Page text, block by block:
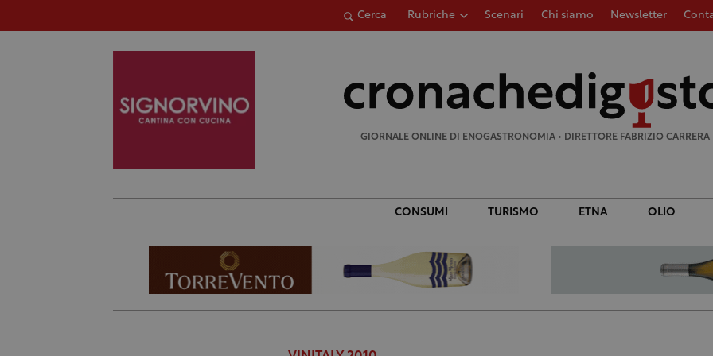
Cerca Rubriche Scenari Chi siamo Newsletter
GIORNALE ONLINE DI ENOGASTRONOMIA • DIRETTORE FABRIZIO CARRERA
CONSUMI TURISMO ETNA OLIO